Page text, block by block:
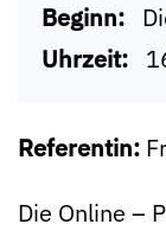
Beginn:
Uhrzeit:
Referentin:
Die Online –